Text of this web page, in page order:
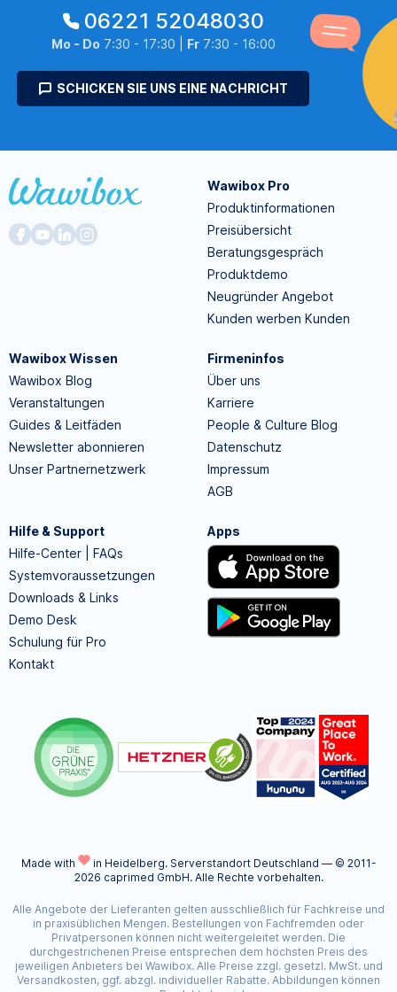
06221 52048030
Mo - Do 7:30 - 17:30 | Fr7:30 - 16:00
SCHICKEN SIE UNS EINE NACHRICHT
Wawibox Pro
Produktinformationen
Preisübersicht
Beratungsgespräch
Produktdemo
Neugründer Angebot
Kunden werben Kunden
Wawibox Wissen
Wawibox Blog
Veranstaltungen
Guides & Leitfäden
Newsletter abonnieren
Unser Partnernetzwerk
Firmeninfos
Über uns
Karriere
People & Culture Blog
Datenschutz
Impressum
AGB
Hilfe & Support
Hilfe-Center | FAQs
Systemvoraussetzungen
Downloads & Links
Demo Desk
Schulung für Pro
Kontakt
Apps
Made with in Heidelberg. Serverstandort Deutschland — © 2011-
2026 caprimed GmbH. Alle Rechte vorbehalten.
Alle Angebote der Lieferanten gelten ausschließlich für Fachkreise und
in praxisüblichen Mengen. Bestellungen von Fachfremden oder
Privatpersonen können nicht weitergeleitet werden. Die
durchgestrichenen Preise entsprechen dem höchsten Preis des
jeweiligen Anbieters bei Wawibox. Alle Preise zzgl. gesetzl. MwSt. und
Versandkosten, ggf. abzgl. individueller Rabatte. Abbildungen können